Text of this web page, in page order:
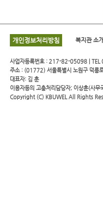
개인정보처리방침 복지관 소개
사업자등록번호 : 217-82-05098 |
주소 : (01772) 서울특별시 노원구 덕릉
대표자: 김 훈
이용자등의 고충처리담당자; 이상훈(
Copyright (C) KBUWELAll Rights